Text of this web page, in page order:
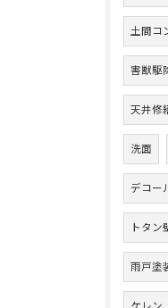
土間コ
害獣駆
天井修
洗面
デコー
トタン
雨戸塗